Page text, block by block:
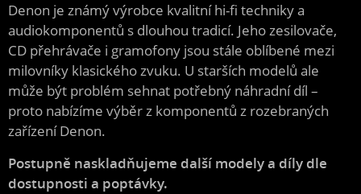
Denon je známý výrobce kvalitní hi-fi techniky a
audiokomponentů s dlouhou tradicí. Jeho zesilovače,
CD přehrávače i gramofony jsou stále oblíbené mezi
milovníky klasického zvuku. U starších modelů ale
může být problém sehnat potřebný náhradní díl –
proto nabízíme výběr z komponentů z rozebraných
zařízení Denon.
Postupně naskladňujeme další modely a díly dle
dostupnosti a poptávky.